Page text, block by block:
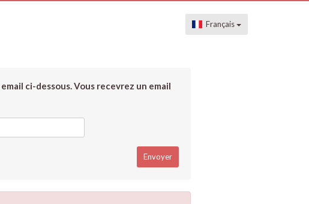
Français
ci-dessous. Vous recevrez un email